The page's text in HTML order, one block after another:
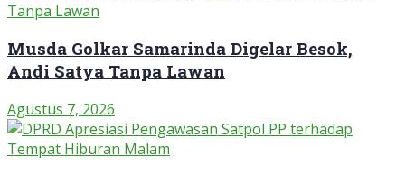
Musda Golkar Samarinda Digelar Besok,
Andi Satya Tanpa Lawan
Agustus 7, 2026